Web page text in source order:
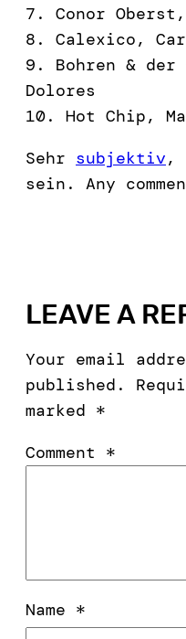
7. Conor
8. Calexico,
9. Bohren & der
Dolores
10. Hot Chip,
Sehr subjektiv,
sein. Any
LEAVE A
Your email
published.
marked *
Comment *
Name *